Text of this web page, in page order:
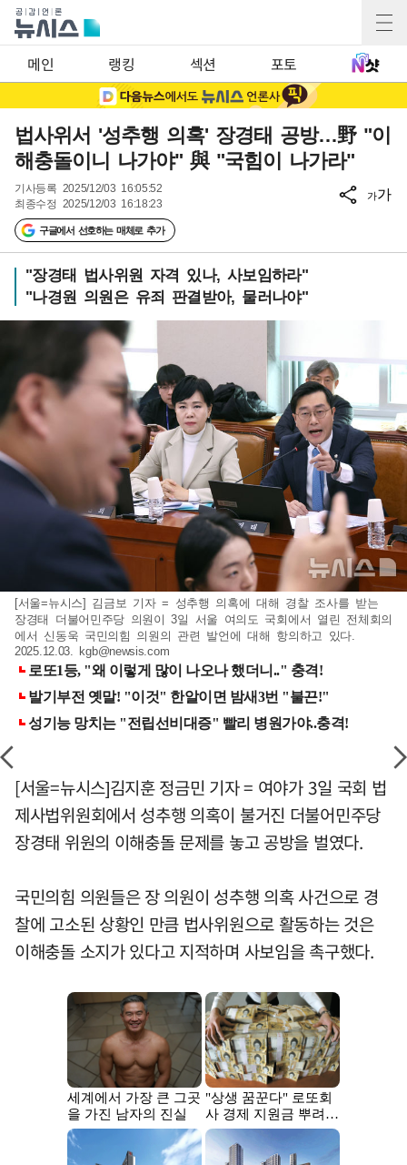
메인 랭킹 섹션 포토
법사위서 '성추행 의혹' 장경태 공방…野 "이
해충돌이니 나가야" 與 "국힘이 나가라"
기사등록 2025/12/03 16:05:52
최종수정 2025/12/03 16:18:23
구글에서 선호하는 매체로 추가
가가
"장경태 법사위원 자격 있나, 사보임하라"
"나경원 의원은 유죄 판결받아, 물러나야"
[서울=뉴시스] 김금보 기자 = 성추행 의혹에 대해 경찰 조사를 받는
장경태 더불어민주당 의원이 3일 서울 여의도 국회에서 열린 전체회의
에서 신동욱 국민의힘 의원의 관련 발언에 대해 항의하고 있다.
2025.12.03.
kgb@newsis.com
[서울=뉴시스]김지훈 정금민 기자 = 여야가 3일 국회 법
제사법위원회에서 성추행 의혹이 불거진 더불어민주당
장경태 위원의 이해충돌 문제를 놓고 공방을 벌였다.
국민의힘 의원들은 장 의원이 성추행 의혹 사건으로 경
찰에 고소된 상황인 만큼 법사위원으로 활동하는 것은
이해충돌 소지가 있다고 지적하며 사보임을 촉구했다.